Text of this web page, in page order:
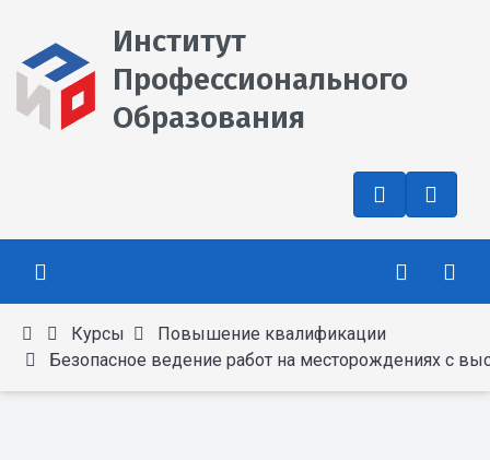
Институт
Профессионального
Образования
Курсы
Повышение квалификации
Безопасное ведение работ на месторождениях с высоким